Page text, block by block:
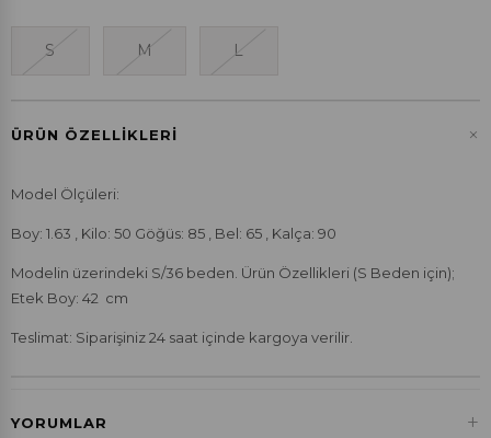
S M L
ÜRÜN ÖZELLIKLERI +
Model Ölçüleri:
Boy: 1.63 , Kilo: 50 Göğüs: 85 , Bel: 65 , Kalça: 90
Modelin üzerindeki S/36 beden. Ürün Özellikleri (S Beden için);
Etek Boy: 42 cm
Teslimat: Siparişiniz 24 saat içinde kargoya verilir.
YORUMLAR +